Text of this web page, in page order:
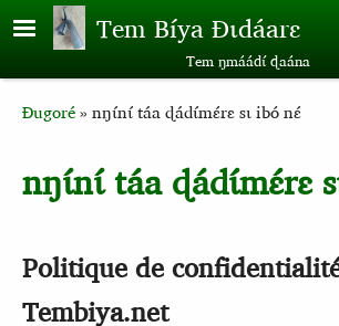
Aller au contenu principal
Tem Bíya Ɖɩdáarɛ
Tem ŋmáádɩ́ ɖaána
Breadcrumb
Ɖugoré nŋɩ́nɩ́ táa ɖádɩ́mɛ́rɛ sɩ ibó nɛ́
nŋɩ́nɩ́ táa ɖádɩ́mɛ́rɛ
Politique de
Tembiya.net